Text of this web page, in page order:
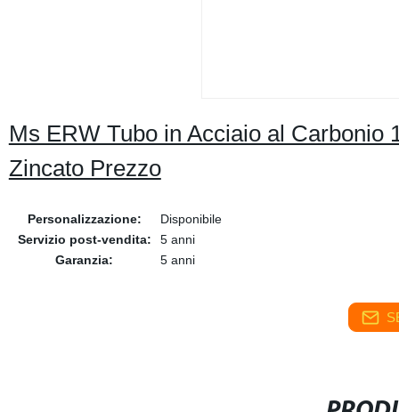
Ms ERW Tubo in Acciaio al Carbonio
Zincato Prezzo
Personalizzazione:
Disponibile
Servizio post-vendita:
5 anni
Garanzia:
5 anni